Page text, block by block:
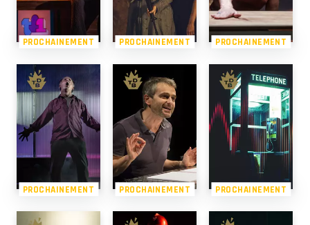
PROCHAINEMENT PROCHAINEMENT PROCHAINEMENT
PROCHAINEMENT PROCHAINEMENT PROCHAINEMENT